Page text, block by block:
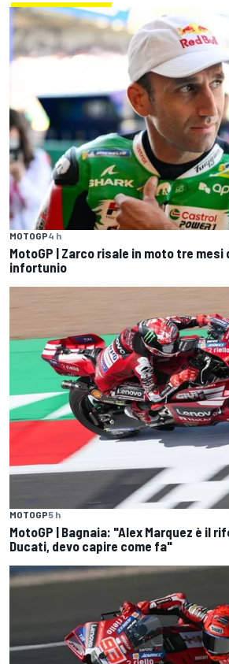
MOTOGP4 h
MotoGP | Zarco risale in moto tre mesi
infortunio
MOTOGP5 h
MotoGP | Bagnaia: "Alex Marquez è il
Ducati, devo capire come fa"